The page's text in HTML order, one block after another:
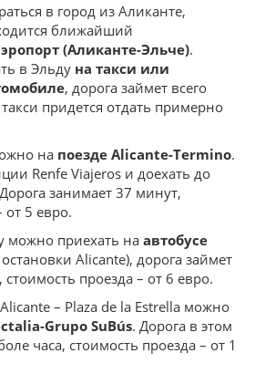
в город из Аликанте,
ближайший
(Аликанте-Эльче).
в Эльду на такси или
, дорога займет всего
придется отдать примерно
на поезде Alicante-Termino.
Renfe Viajeros и доехать до
занимает 37 минут,
от 5 евро.
можно приехать на автобусе
остановки Alicante), дорога займет
проезда – от 6 евро.
– Plaza de la Estrella можно
Grupo SuBús. Дорога в этом
часа, стоимость проезда – от 1